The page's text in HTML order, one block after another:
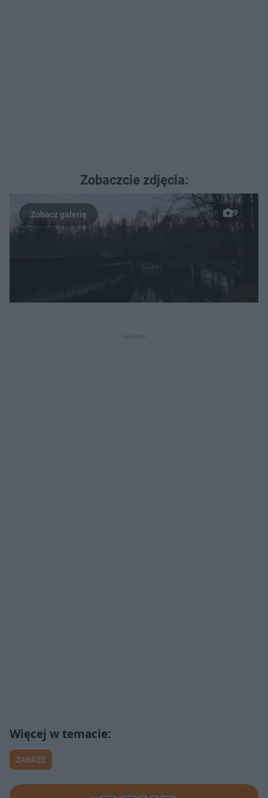
Zobaczcie zdjęcia:
9
ZABRZE